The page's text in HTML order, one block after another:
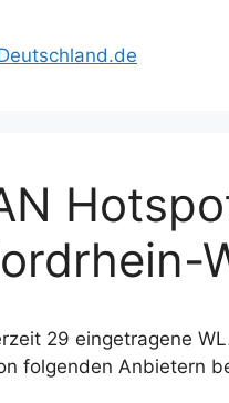
29 eingetragene
folgenden Anbietern